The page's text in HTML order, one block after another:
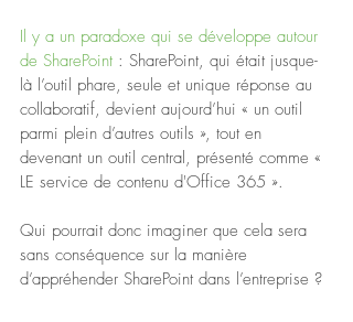
Il y a un paradoxe qui se développe autour
de SharePoint : SharePoint, qui était jusque-
là l’outil phare, seule et unique réponse au
collaboratif, devient aujourd’hui « un outil
parmi plein d’autres outils », tout en
devenant un outil central, présenté comme «
LE service de contenu d'Office 365 ».
Qui pourrait donc imaginer que cela sera
sans conséquence sur la manière
d’appréhender SharePoint dans l’entreprise ?